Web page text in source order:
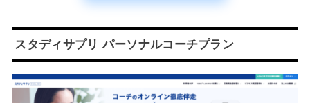
スタディサプリ パーソナルコーチプラン